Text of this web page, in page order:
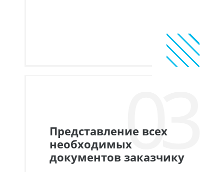
03
Представление всех
необходимых
документов заказчику